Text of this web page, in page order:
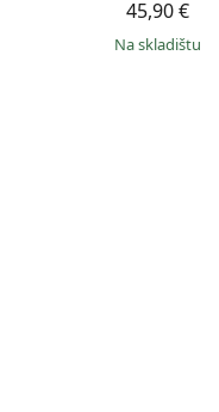
45,90 €
na skladištu